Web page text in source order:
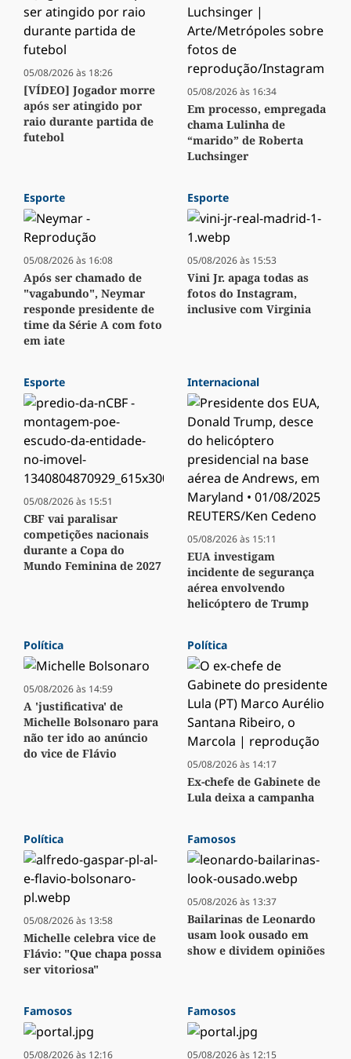
05/08/2026 às 18:26
[VÍDEO] Jogador morre
após ser atingido por
raio durante partida de
futebol
05/08/2026 às 16:34
Em processo, empregada
chama Lulinha de
“marido” de Roberta
Luchsinger
Esporte
05/08/2026 às 16:08
Após ser chamado de
"vagabundo", Neymar
responde presidente de
time da Série A com foto
em iate
Esporte
05/08/2026 às 15:53
Vini Jr. apaga todas as
fotos do Instagram,
inclusive com Virginia
Esporte
05/08/2026 às 15:51
CBF vai paralisar
competições nacionais
durante a Copa do
Mundo Feminina de 2027
Internacional
05/08/2026 às 15:11
EUA investigam
incidente de segurança
aérea envolvendo
helicóptero de Trump
Política
05/08/2026 às 14:59
A 'justificativa' de
Michelle Bolsonaro para
não ter ido ao anúncio
do vice de Flávio
Política
05/08/2026 às 14:17
Ex-chefe de Gabinete de
Lula deixa a campanha
Política
05/08/2026 às 13:58
Michelle celebra vice de
Flávio: "Que chapa possa
ser vitoriosa"
Famosos
05/08/2026 às 13:37
Bailarinas de Leonardo
usam look ousado em
show e dividem opiniões
Famosos
05/08/2026 às 12:16
Famosos
05/08/2026 às 12:15